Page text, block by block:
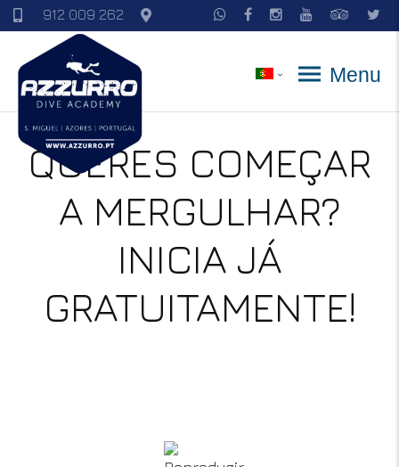
912 009 262
Menu
QUERES COMEÇAR
A MERGULHAR?
INICIA JÁ
GRATUITAMENTE!